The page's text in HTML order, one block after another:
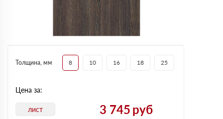
Толщина, мм 8 10 16 18 25
Цена за:
лист 3 745 руб